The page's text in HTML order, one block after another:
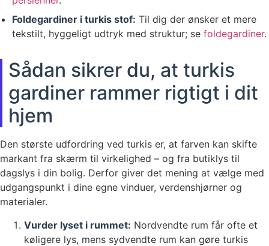
Foldegardiner i turkis stof: Til dig der ønsker et mere
tekstilt, hyggeligt udtryk med struktur; se foldegardiner.
Sådan sikrer du, at turkis
gardiner rammer rigtigt i dit
hjem
Den største udfordring ved turkis er, at farven kan skifte
markant fra skærm til virkelighed – og fra butiklys til
dagslys i din bolig. Derfor giver det mening at vælge med
udgangspunkt i dine egne vinduer, verdenshjørner og
materialer.
Vurder lyset i rummet: Nordvendte rum får ofte et
køligere lys, mens sydvendte rum kan gøre turkis